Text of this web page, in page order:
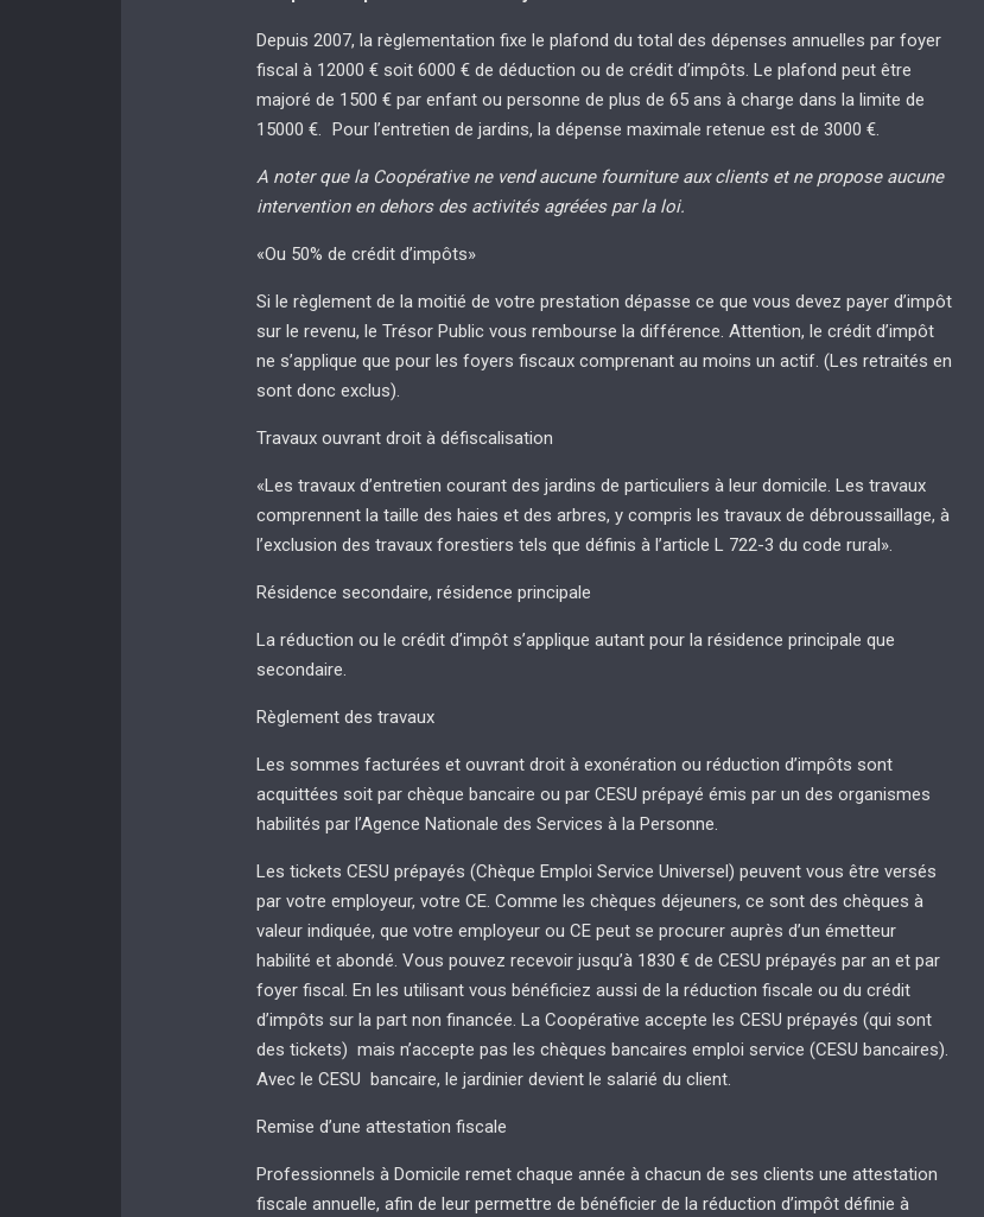
Depuis 2007, la règlementation fixe le plafond du total des dépenses annuelles par foyer
fiscal à 12000 € soit 6000 € de déduction ou de crédit d’impôts. Le plafond peut être
majoré de 1500 € par enfant ou personne de plus de 65 ans à charge dans la limite de
15000 €. Pour l’entretien de jardins, la dépense maximale retenue est de 3000 €.
A noter que la Coopérative ne vend aucune fourniture aux clients et ne propose aucune
intervention en dehors des activités agréées par la loi.
«Ou 50% de crédit d’impôts»
Si le règlement de la moitié de votre prestation dépasse ce que vous devez payer d’impôt
sur le revenu, le Trésor Public vous rembourse la différence. Attention, le crédit d’impôt
ne s’applique que pour les foyers fiscaux comprenant au moins un actif. (Les retraités en
sont donc exclus).
Travaux ouvrant droit à défiscalisation
«Les travaux d’entretien courant des jardins de particuliers à leur domicile. Les travaux
comprennent la taille des haies et des arbres, y compris les travaux de débroussaillage, à
l’exclusion des travaux forestiers tels que définis à l’article L 722-3 du code rural».
Résidence secondaire, résidence principale
La réduction ou le crédit d’impôt s’applique autant pour la résidence principale que
secondaire.
Règlement des travaux
Les sommes facturées et ouvrant droit à exonération ou réduction d’impôts sont
acquittées soit par chèque bancaire ou par CESU prépayé émis par un des organismes
habilités par l’Agence Nationale des Services à la Personne.
Les tickets CESU prépayés (Chèque Emploi Service Universel) peuvent vous être versés
par votre employeur, votre CE. Comme les chèques déjeuners, ce sont des chèques à
valeur indiquée, que votre employeur ou CE peut se procurer auprès d’un émetteur
habilité et abondé. Vous pouvez recevoir jusqu’à 1830 € de CESU prépayés par an et par
foyer fiscal. En les utilisant vous bénéficiez aussi de la réduction fiscale ou du crédit
d’impôts sur la part non financée. La Coopérative accepte les CESU prépayés (qui sont
des tickets) mais n’accepte pas les chèques bancaires emploi service (CESU bancaires).
Avec le CESU bancaire, le jardinier devient le salarié du client.
Remise d’une attestation fiscale
Professionnels à Domicile remet chaque année à chacun de ses clients une attestation
fiscale annuelle, afin de leur permettre de bénéficier de la réduction d’impôt définie à